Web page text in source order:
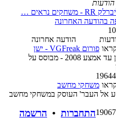
הודעות
בהודעה האחרונה
הודעה אחרונה
פורום VGFreak - ישן
פורום VGFreak הישן עד אמצע 2008 - מבוסס על
משחקי מחשב
אל העבר' העוסק במשחקי מחשב
התחברות • הרשמה